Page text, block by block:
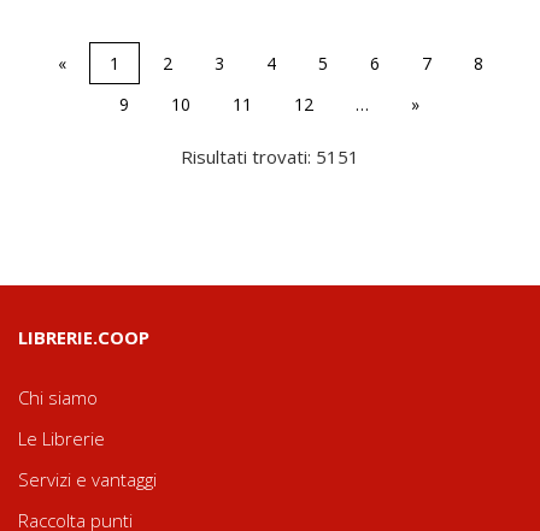
« 1 2 3 4 5 6 7
8
9
10 11 12 … »
Risultati trovati: 5151
LIBRERIE.COOP
Chi siamo
Le Librerie
Servizi e vantaggi
Raccolta punti